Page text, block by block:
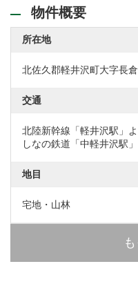
物件概要
所在地
北佐久郡軽井沢町大字長倉
交通
北陸新幹線「軽井沢駅」
しなの鉄道「中軽井沢駅
地目
宅地・山林